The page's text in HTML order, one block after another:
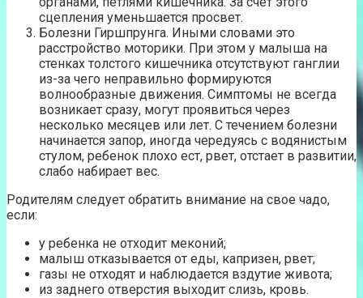
сцепления уменьшается просвет.
Болезни Гиршпрунга. Иными словами это
расстройство моторики. При этом у малыша на
стенках толстого кишечника отсутствуют ганглии
из-за чего неправильно формируются
волнообразные движения. Симптомы не всегда
возникает сразу, могут проявиться через
несколько месяцев или лет. С течением болезни
начинается запор, иногда чередуясь с водянистым
стулом, ребенок плохо ест, рвет, отстает в развитии,
слабо набирает вес.
Родителям следует обратить внимание на свое чадо,
если:
у ребенка не отходит меконий;
малыш отказывается от еды, капризен, рвет;
газы не отходят и наблюдается вздутие живота;
из заднего отверстия выходит слизь, кровь.